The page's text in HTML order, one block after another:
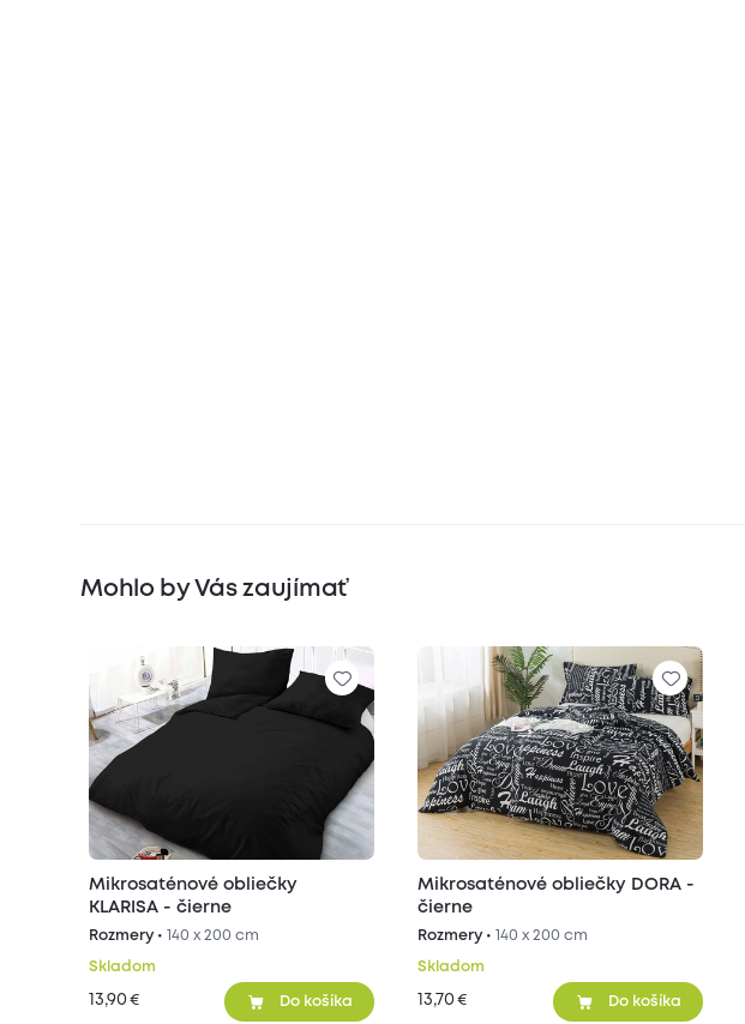
Mohlo by Vás zaujímať
Mikrosaténové obliečky
KLARISA - čierne
Rozmery • 140 x 200 cm
Skladom
13,90 € Do košíka
Mikrosaténové obliečky DORA -
čierne
Rozmery • 140 x 200 cm
Skladom
13,70 € Do košíka